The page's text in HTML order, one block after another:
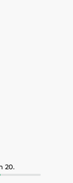
20.